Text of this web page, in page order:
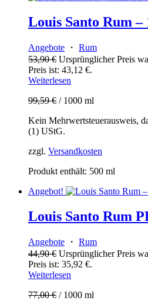
Louis Santo Rum –
Angebote ・ Rum
53,90€ Ursprünglicher Preis
Preis ist: 43,12 €.
Weiterlesen
99,59€ / 1000 ml
Kein Mehrwertsteuerausweis,
(1) UStG.
zzgl. Versandkosten
Produkt enthält: 500 ml
Angebot!
Louis Santo Rum
Angebote ・ Rum
44,90€ Ursprünglicher Preis
Preis ist: 35,92 €.
Weiterlesen
77,00€ / 1000 ml